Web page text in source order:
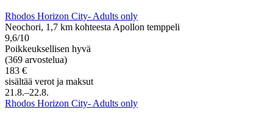
Rhodos Horizon City- Adults only
Neochori, 1,7 km kohteesta Apollon temppeli
9,6/10
Poikkeuksellisen hyvä
(369 arvostelua)
183 €
sisältää verot ja maksut
21.8.–22.8.
Rhodos Horizon City- Adults only